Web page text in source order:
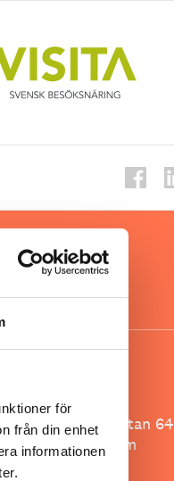
för
från din enhet
informationen
Besöksliv
Brännkyrkagatan 64
118 23 Stockholm